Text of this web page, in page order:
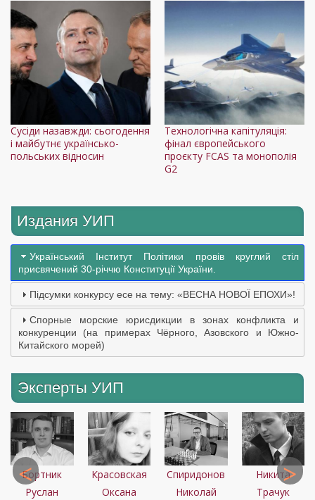
Сусіди назавжди: сьогодення
і майбутнє українсько-
польських відносин
Технологічна капітуляція:
фінал європейського
проєкту FCAS та монополія
G2
Издания УИП
Український Інститут Політики провів круглий стіл
присвячений 30-річчю Конституції України.
Підсумки конкурсу есе на тему: «ВЕСНА НОВОЇ ЕПОХИ»!
Спорные морские юрисдикции в зонах конфликта и
конкуренции (на примерах Чёрного, Азовского и Южно-
Китайского морей)
Эксперты УИП
Бортник
Руслан
Красовская
Оксана
Спиридонов
Николай
Никита
Трачук